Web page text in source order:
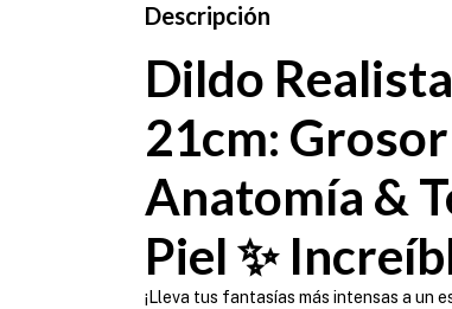
Descripción
Dildo
21cm:
Anatomía &
Piel ✨
¡Lleva tus fantasías más intensas a un